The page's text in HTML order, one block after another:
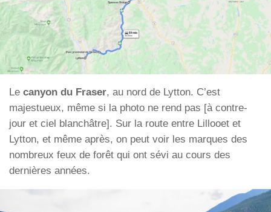
Le canyon du Fraser, au nord de Lytton. C’est
majestueux, même si la photo ne rend pas [à contre-
jour et ciel blanchâtre]. Sur la route entre Lillooet et
Lytton, et même après, on peut voir les marques des
nombreux feux de forêt qui ont sévi au cours des
dernières années.